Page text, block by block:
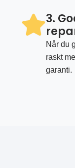
3.
Når du
raskt
garanti.